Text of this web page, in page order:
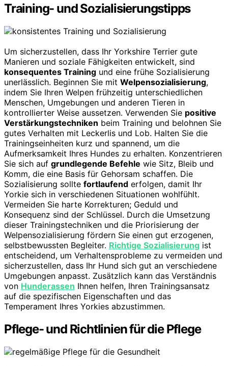
Training- und Sozialisierungstipps
Um sicherzustellen, dass Ihr Yorkshire Terrier gute
Manieren und soziale Fähigkeiten entwickelt, sind
konsequentes Training und eine frühe Sozialisierung
unerlässlich. Beginnen Sie mit Welpensozialisierung,
indem Sie Ihren Welpen frühzeitig unterschiedlichen
Menschen, Umgebungen und anderen Tieren in
kontrollierter Weise aussetzen. Verwenden Sie positive
Verstärkungstechniken beim Training und belohnen Sie
gutes Verhalten mit Leckerlis und Lob. Halten Sie die
Trainingseinheiten kurz und spannend, um die
Aufmerksamkeit Ihres Hundes zu erhalten. Konzentrieren
Sie sich auf grundlegende Befehle wie Sitz, Bleib und
Komm, die eine Basis für Gehorsam schaffen. Die
Sozialisierung sollte fortlaufend erfolgen, damit Ihr
Yorkie sich in verschiedenen Situationen wohlfühlt.
Vermeiden Sie harte Korrekturen; Geduld und
Konsequenz sind der Schlüssel. Durch die Umsetzung
dieser Trainingstechniken und die Priorisierung der
Welpensozialisierung fördern Sie einen gut erzogenen,
selbstbewussten Begleiter. Richtige Sozialisierung ist
entscheidend, um Verhaltensprobleme zu vermeiden und
sicherzustellen, dass Ihr Hund sich gut an verschiedene
Umgebungen anpasst. Zusätzlich kann das Verständnis
von Hunderassen Ihnen helfen, Ihren Trainingsansatz
auf die spezifischen Eigenschaften und das
Temperament Ihres Yorkies abzustimmen.
Pflege- und Richtlinien für die Pflege